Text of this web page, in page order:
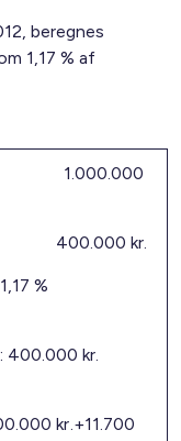
beregnes
1,17 % af
1.000.000
kr.
%
400.000 kr.
kr.+11.700